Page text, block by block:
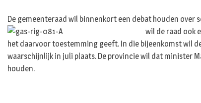
De gemeenteraad wil binnenkort een debat houden
wil de raad ook
het daarvoor toestemming geeft. In die bijeenkomst wil
waarschijnlijk in juli plaats. De provincie wil dat minister
houden.